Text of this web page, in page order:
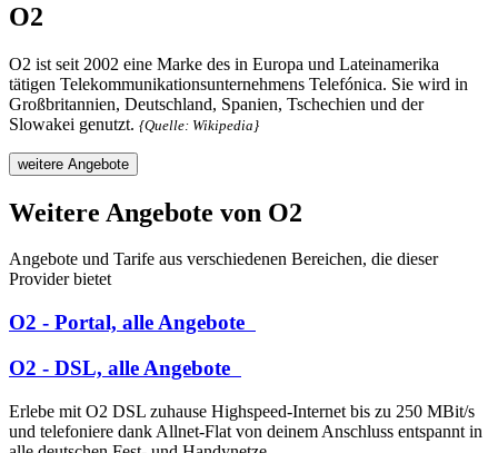
O2
O2 ist seit 2002 eine Marke des in Europa und Lateinamerika
tätigen Telekommunikationsunternehmens Telefónica. Sie wird in
Großbritannien, Deutschland, Spanien, Tschechien und der
Slowakei genutzt. {Quelle: Wikipedia}
weitere Angebote
Weitere Angebote von O2
Angebote und Tarife aus verschiedenen Bereichen, die dieser
Provider bietet
O2 - Portal, alle Angebote
O2 - DSL, alle Angebote
Erlebe mit O2 DSL zuhause Highspeed-Internet bis zu 250 MBit/s
und telefoniere dank Allnet-Flat von deinem Anschluss entspannt in